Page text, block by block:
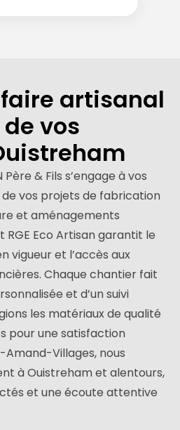
artisanal
vos
Père & Fils s’engage à vos
vos projets de fabrication
et aménagements
Eco Artisan garantit le
vigueur et l’accès aux
Chaque chantier fait
et d’un suivi
les matériaux de qualité
pour une satisfaction
Amand-Villages, nous
à Ouistreham et alentours,
et une écoute attentive